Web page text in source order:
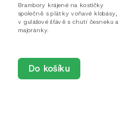
Do košíku
Brambory krájené na kostičky
společně s plátky voňavé klobásy,
v gulášové šťávě s chutí česneku a
majoránky.